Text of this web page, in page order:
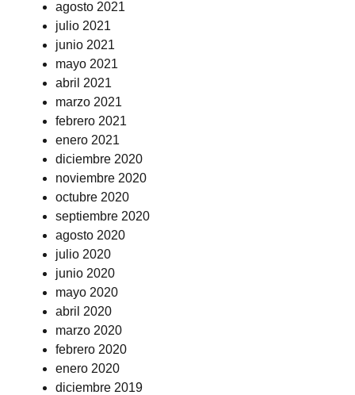
agosto 2021
julio 2021
junio 2021
mayo 2021
abril 2021
marzo 2021
febrero 2021
enero 2021
diciembre 2020
noviembre 2020
octubre 2020
septiembre 2020
agosto 2020
julio 2020
junio 2020
mayo 2020
abril 2020
marzo 2020
febrero 2020
enero 2020
diciembre 2019